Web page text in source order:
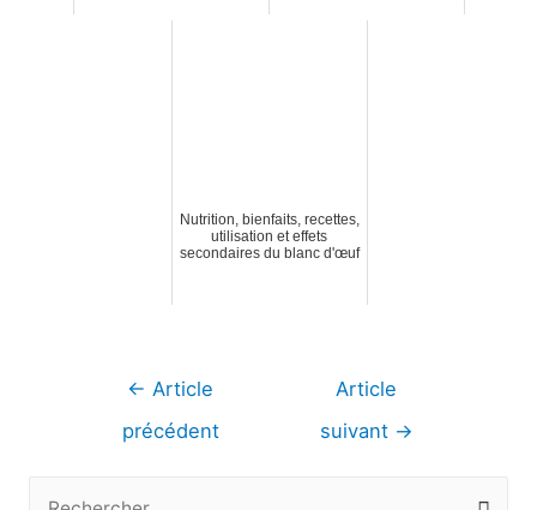
Nutrition, bienfaits, recettes,
utilisation et effets
secondaires du blanc d'œuf
Navigation
← Article
précédent
Article
suivant →